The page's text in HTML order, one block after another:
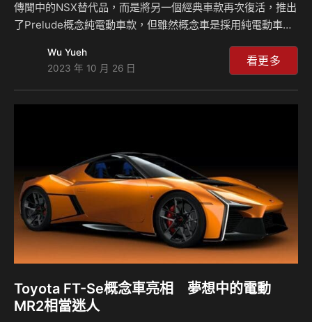
傳聞中的NSX替代品，而是將另一個經典車款再次復活，推出
了Prelude概念純電動車款，但雖然概念車是採用純電動車的
型，只不過整體外貌看起來似乎有點類似Toyota的車款引起
熱烈討論。 如果你記得Honda Prelude的話，相信是對於這
個品牌有著熱情的車迷，而現在這輛Prelude Concept概念車
設計取向其實一點…
Wu Yueh
2023 年 10 月 26 日
看更多
Toyota FT-Se概念車亮相 夢想中的電動
MR2相當迷人